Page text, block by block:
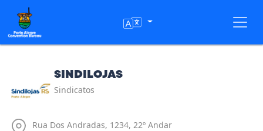
SINDILOJAS
Sindicatos
Rua Dos Andradas, 1234, 22º Andar